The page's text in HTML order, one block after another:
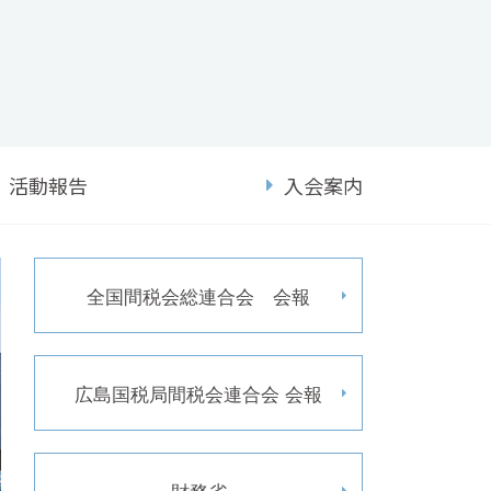
活動報告 入会案内
全国間税会総連合会 会報
広島国税局間税会連合会 会報